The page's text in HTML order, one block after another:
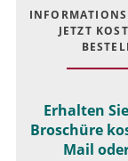
JETZT
Erhalten
Broschüre
Mail